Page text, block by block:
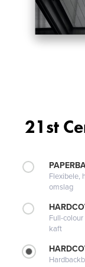
21st
Flexibele,
omslag
Full-
kaft